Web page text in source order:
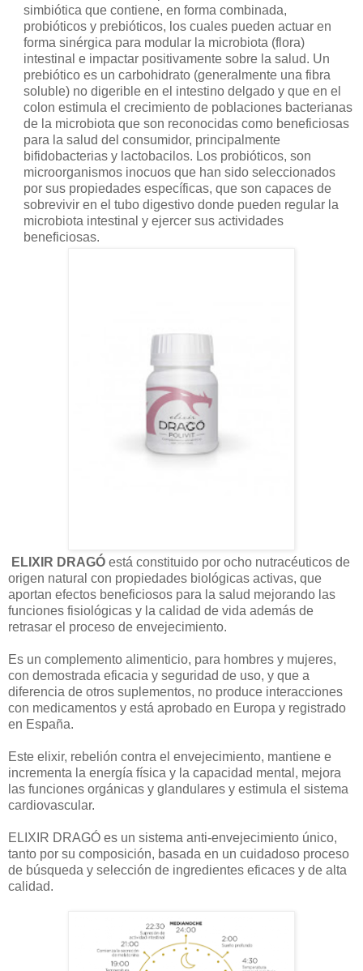
simbiótica que contiene, en forma combinada,
probióticos y prebióticos, los cuales pueden actuar en
forma sinérgica para modular la microbiota (flora)
intestinal e impactar positivamente sobre la salud. Un
prebiótico es un carbohidrato (generalmente una fibra
soluble) no digerible en el intestino delgado y que en el
colon estimula el crecimiento de poblaciones bacterianas
de la microbiota que son reconocidas como beneficiosas
para la salud del consumidor, principalmente
bifidobacterias y lactobacilos. Los probióticos, son
microorganismos inocuos que han sido seleccionados
por sus propiedades específicas, que son capaces de
sobrevivir en el tubo digestivo donde pueden regular la
microbiota intestinal y ejercer sus actividades
beneficiosas.
ELIXIR DRAGÓ está constituido por ocho nutracéuticos de
origen natural con propiedades biológicas activas, que
aportan efectos beneficiosos para la salud mejorando las
funciones fisiológicas y la calidad de vida además de
retrasar el proceso de envejecimiento.
Es un complemento alimenticio, para hombres y mujeres,
con demostrada eficacia y seguridad de uso, y que a
diferencia de otros suplementos, no produce interacciones
con medicamentos y está aprobado en Europa y registrado
en España.
Este elixir, rebelión contra el envejecimiento, mantiene e
incrementa la energía física y la capacidad mental, mejora
las funciones orgánicas y glandulares y estimula el sistema
cardiovascular.
ELIXIR DRAGÓ es un sistema anti-envejecimiento único,
tanto por su composición, basada en un cuidadoso proceso
de búsqueda y selección de ingredientes eficaces y de alta
calidad.